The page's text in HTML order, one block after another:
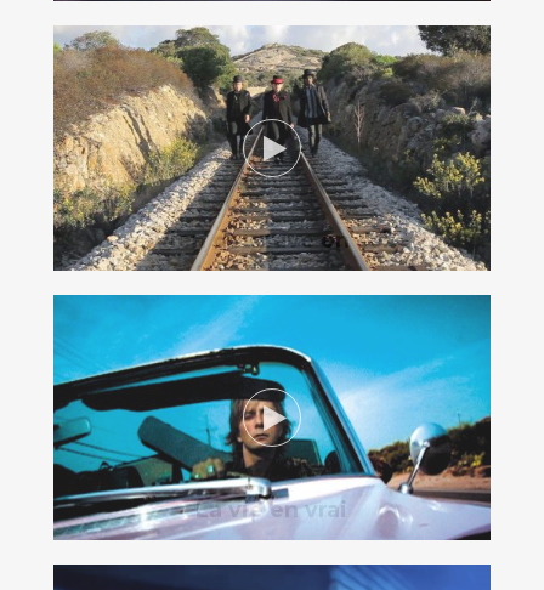
Rien de grave en soi
La vie en vrai